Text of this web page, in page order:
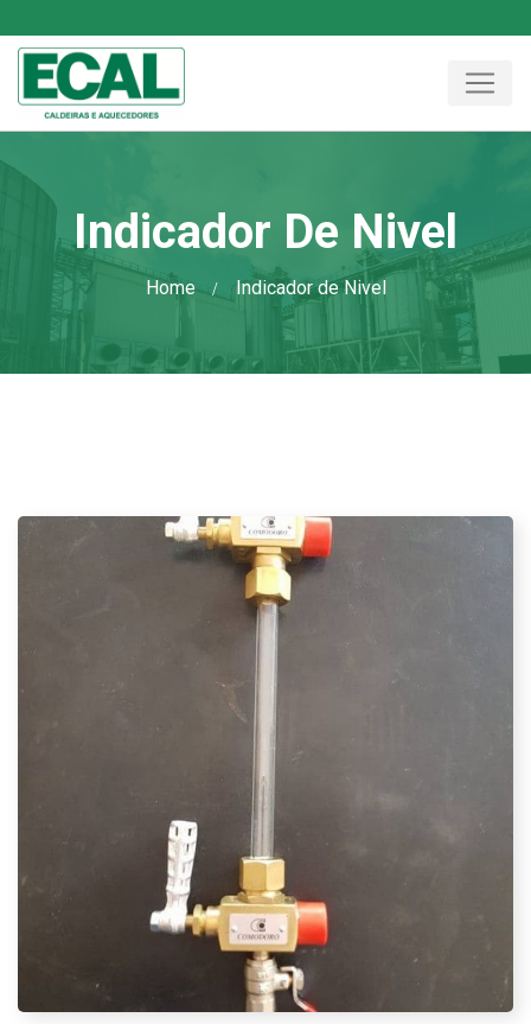
Indicador De Nivel
Home Indicador de Nivel